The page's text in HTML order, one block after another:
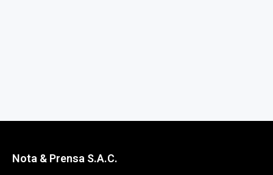
Nota & Prensa S.A.C.